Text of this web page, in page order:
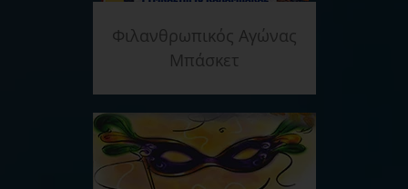
Φιλανθρωπικός Αγώνας
Μπάσκετ